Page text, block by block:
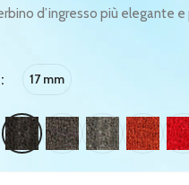
d’ingresso più elegante
17 mm